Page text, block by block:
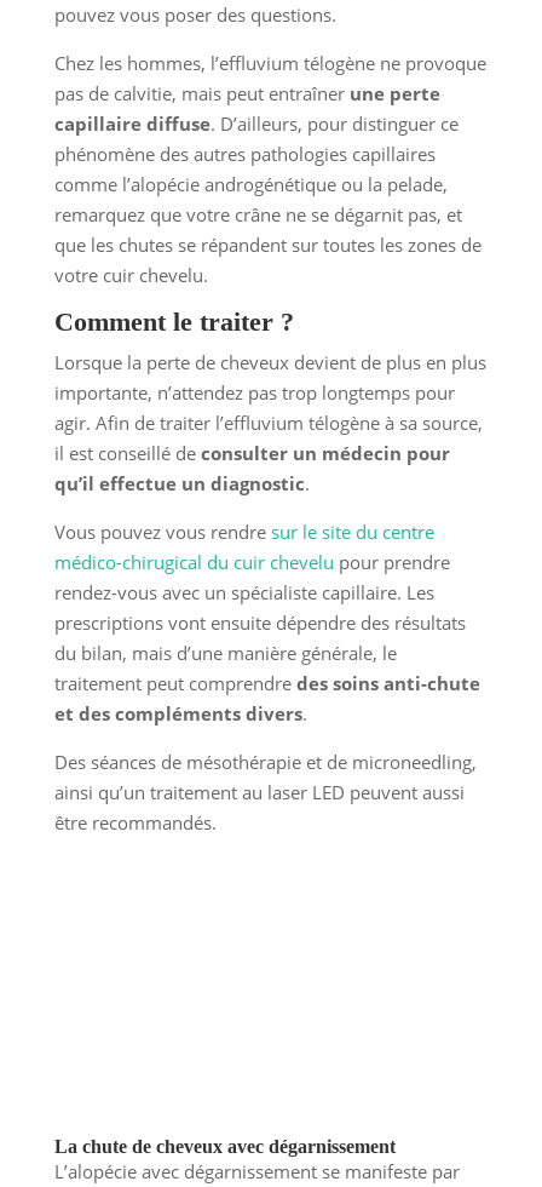
pouvez vous poser des questions.
Chez les hommes, l’effluvium télogène ne provoque
pas de calvitie, mais peut entraîner une perte
capillaire diffuse. D’ailleurs, pour distinguer ce
phénomène des autres pathologies capillaires
comme l’alopécie androgénétique ou la pelade,
remarquez que votre crâne ne se dégarnit pas, et
que les chutes se répandent sur toutes les zones de
votre cuir chevelu.
Comment le traiter ?
Lorsque la perte de cheveux devient de plus en plus
importante, n’attendez pas trop longtemps pour
agir. Afin de traiter l’effluvium télogène à sa source,
il est conseillé deconsulter un médecin pour
qu’il effectue un diagnostic.
Vous pouvez vous rendre sur le site du centre
médico-chirugical du cuir chevelu pour prendre
rendez-vous avec un spécialiste capillaire. Les
prescriptions vont ensuite dépendre des résultats
du bilan, mais d’une manière générale, le
traitement peut comprendre des soins anti-chute
et des compléments divers.
Des séances de mésothérapie et de microneedling,
ainsi qu’un traitement au laser LED peuvent aussi
être recommandés.
La chute de cheveux avec dégarnissement
L’alopécie avec dégarnissement se manifeste par